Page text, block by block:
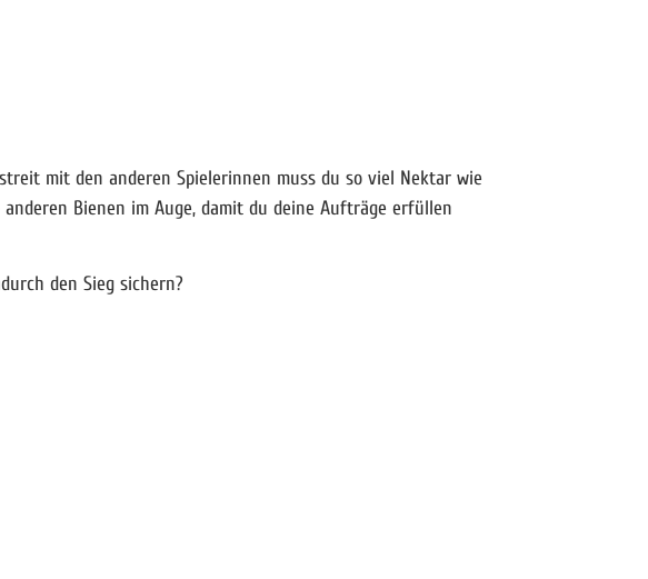
mit den anderen Spielerinnen muss du so viel Nektar wie
Bienen im Auge, damit du deine Aufträge erfüllen
den Sieg sichern?